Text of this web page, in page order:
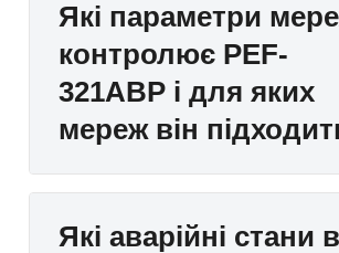
Які параметри
контролює PEF-
321АВР і для яких
мереж він
Які аварійні стани в